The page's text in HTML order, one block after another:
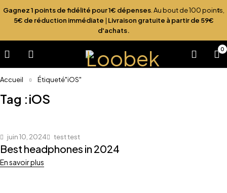
Gagnez 1 points de fidélité pour 1€ dépenses. Au bout de 100 points,
5€ de réduction immédiate | Livraison gratuite à partir de 59€
d'achats.
0
Accueil Étiqueté"iOS"
Tag :iOS
juin 10, 2024 test test
Best headphones in 2024
En savoir plus